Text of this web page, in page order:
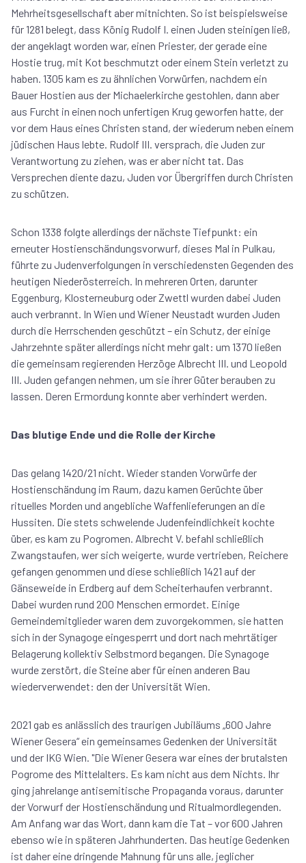
Mehrheitsgesellschaft aber mitnichten. So ist beispielsweise
für 1281 belegt, dass König Rudolf I. einen Juden steinigen ließ,
der angeklagt worden war, einen Priester, der gerade eine
Hostie trug, mit Kot beschmutzt oder einem Stein verletzt zu
haben. 1305 kam es zu ähnlichen Vorwürfen, nachdem ein
Bauer Hostien aus der Michaelerkirche gestohlen, dann aber
aus Furcht in einen noch unfertigen Krug geworfen hatte, der
vor dem Haus eines Christen stand, der wiederum neben einem
jüdischen Haus lebte. Rudolf III. versprach, die Juden zur
Verantwortung zu ziehen, was er aber nicht tat. Das
Versprechen diente dazu, Juden vor Übergriffen durch Christen
zu schützen.
Schon 1338 folgte allerdings der nächste Tiefpunkt: ein
erneuter Hostienschändungsvorwurf, dieses Mal in Pulkau,
führte zu Judenverfolgungen in verschiedensten Gegenden des
heutigen Niederösterreich. In mehreren Orten, darunter
Eggenburg, Klosterneuburg oder Zwettl wurden dabei Juden
auch verbrannt. In Wien und Wiener Neustadt wurden Juden
durch die Herrschenden geschützt – ein Schutz, der einige
Jahrzehnte später allerdings nicht mehr galt: um 1370 ließen
die gemeinsam regierenden Herzöge Albrecht III. und Leopold
III. Juden gefangen nehmen, um sie ihrer Güter berauben zu
lassen. Deren Ermordung konnte aber verhindert werden.
Das blutige Ende und die Rolle der Kirche
Das gelang 1420/21 nicht. Wieder standen Vorwürfe der
Hostienschändung im Raum, dazu kamen Gerüchte über
rituelles Morden und angebliche Waffenlieferungen an die
Hussiten. Die stets schwelende Judenfeindlichkeit kochte
über, es kam zu Pogromen. Albrecht V. befahl schließlich
Zwangstaufen, wer sich weigerte, wurde vertrieben, Reichere
gefangen genommen und diese schließlich 1421 auf der
Gänseweide in Erdberg auf dem Scheiterhaufen verbrannt.
Dabei wurden rund 200 Menschen ermordet. Einige
Gemeindemitglieder waren dem zuvorgekommen, sie hatten
sich in der Synagoge eingesperrt und dort nach mehrtätiger
Belagerung kollektiv Selbstmord begangen. Die Synagoge
wurde zerstört, die Steine aber für einen anderen Bau
wiederverwendet: den der Universität Wien.
2021 gab es anlässlich des traurigen Jubiläums „600 Jahre
Wiener Gesera“ ein gemeinsames Gedenken der Universität
und der IKG Wien. "Die Wiener Gesera war eines der brutalsten
Pogrome des Mittelalters. Es kam nicht aus dem Nichts. Ihr
ging jahrelange antisemitische Propaganda voraus, darunter
der Vorwurf der Hostienschändung und Ritualmordlegenden.
Am Anfang war das Wort, dann kam die Tat – vor 600 Jahren
ebenso wie in späteren Jahrhunderten. Das heutige Gedenken
ist daher eine dringende Mahnung für uns alle, jeglicher